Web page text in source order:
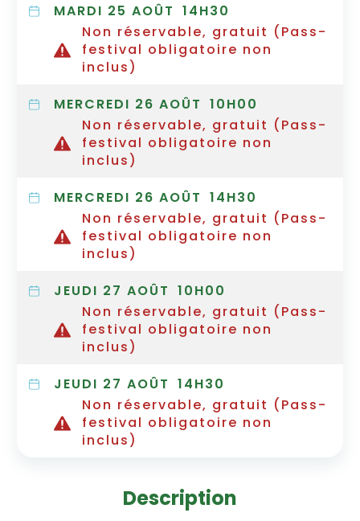
MARDI 25 AOÛT 14H30
Non réservable, gratuit (Pass-
festival obligatoire non
inclus)
MERCREDI 26 AOÛT 10H00
Non réservable, gratuit (Pass-
festival obligatoire non
inclus)
MERCREDI 26 AOÛT 14H30
Non réservable, gratuit (Pass-
festival obligatoire non
inclus)
JEUDI 27 AOÛT 10H00
Non réservable, gratuit (Pass-
festival obligatoire non
inclus)
JEUDI 27 AOÛT 14H30
Non réservable, gratuit (Pass-
festival obligatoire non
inclus)
Description